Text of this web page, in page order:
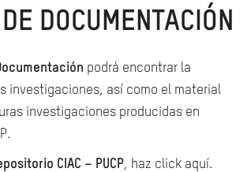
DOCUMENTACIÓN
podrá encontrar la
investigaciones, así como el material
investigaciones producidas en
CIAC – PUCP, haz click aquí.